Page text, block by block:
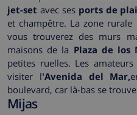
jet-set avec ses ports de
et champêtre. La zone
vous trouverez des murs
maisons de la Plaza de los
petites ruelles. Les
visiter l'Avenida del Mar,
boulevard, car là-bas se
Mijas